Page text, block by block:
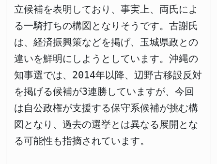
立候補を表明しており、事実上、両氏によ
る一騎打ちの構図となりそうです。古謝氏
は、経済振興策などを掲げ、玉城県政との
違いを鮮明にしようとしています。沖縄の
知事選では、2014年以降、辺野古移設反対
を掲げる候補が3連勝していますが、今回
は自公政権が支援する保守系候補が挑む構
図となり、過去の選挙とは異なる展開とな
る可能性も指摘されています。